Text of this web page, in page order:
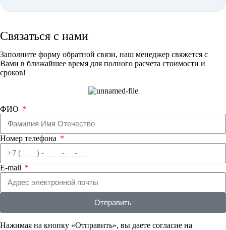
Связаться с нами
Заполните форму обратной связи, наш менеджер свяжется с
Вами в ближайшее время для полного расчета стоимости и
сроков!
ФИО
Номер телефона
E-mail
Отправить
Нажимая на кнопку «Отправить», вы даете согласие на